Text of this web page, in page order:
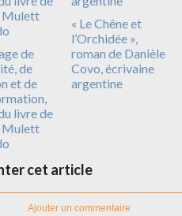
de
de
et de
livre de
Mulett
​​​​​​​« Le Chêne et
l’Orchidée »,
roman de Danièle
Covo, écrivaine
argentine
cet article
Ajouter un commentaire